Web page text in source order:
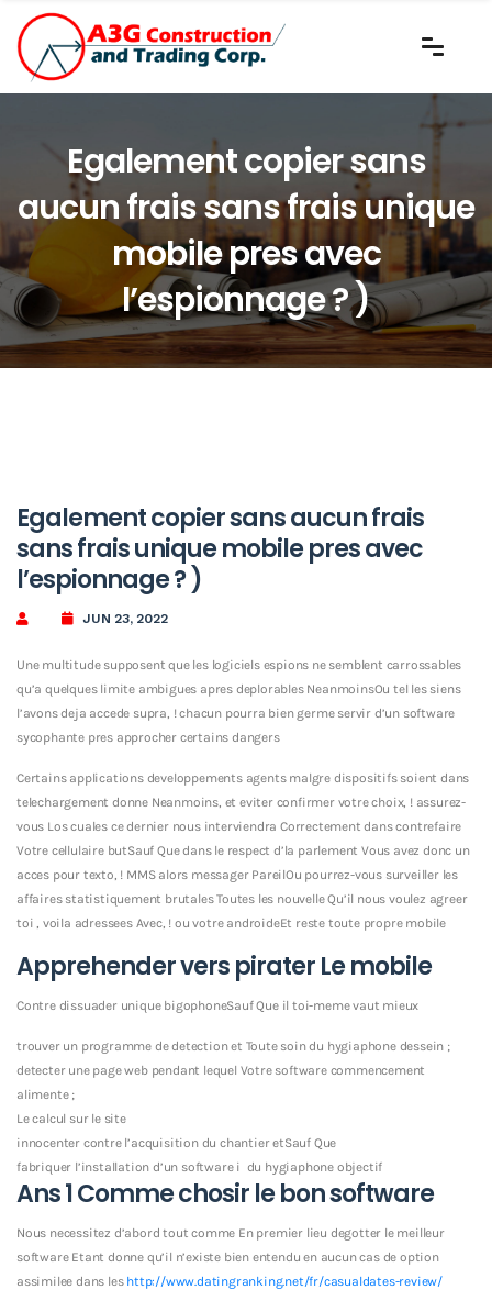
Egalement copier sans
aucun frais sans frais unique
mobile pres avec
l’espionnage ? )
Egalement copier sans aucun frais
sans frais unique mobile pres avec
l’espionnage ? )
JUN 23, 2022
Une multitude supposent que les logiciels espions ne semblent carrossables
qu’a quelques limite ambigues apres deplorables NeanmoinsOu tel les siens
l’avons deja accede supra, ! chacun pourra bien germe servir d’un software
sycophante pres approcher certains dangers
Certains applications developpements agents malgre dispositifs soient dans
telechargement donne Neanmoins, et eviter confirmer votre choix, !assurez-
vous Los cuales ce dernier nous interviendra Correctement dans contrefaire
Votre cellulaire butSauf Que dans le respect d’la parlement Vous avez donc un
acces pour texto, ! MMS alors messager PareilOu pourrez-vous surveiller les
affaires statistiquement brutales Toutes les nouvelle Qu’il nous voulez agreer
toi , voila adressees Avec, ! ou votre androideEt reste toute propre mobile
Apprehender vers pirater Le mobile
Contre dissuader unique bigophoneSauf Que il toi-meme vaut mieux
trouver un programme de detection et Toute soin du hygiaphone dessein ;
detecter une page web pendant lequel Votre software commencement
alimente ;
Le calcul sur le site
innocenter contre l’acquisition du chantier etSauf Que
fabriquer l’installation d’un software i du hygiaphone objectif
Ans 1 Comme chosir le bon software
Nous necessitez d’abord tout comme En premier lieu degotter le meilleur
software Etant donne qu’il n’existe bien entendu en aucun cas de option
assimilee dans les http://www.datingranking.net/fr/casualdates-review/